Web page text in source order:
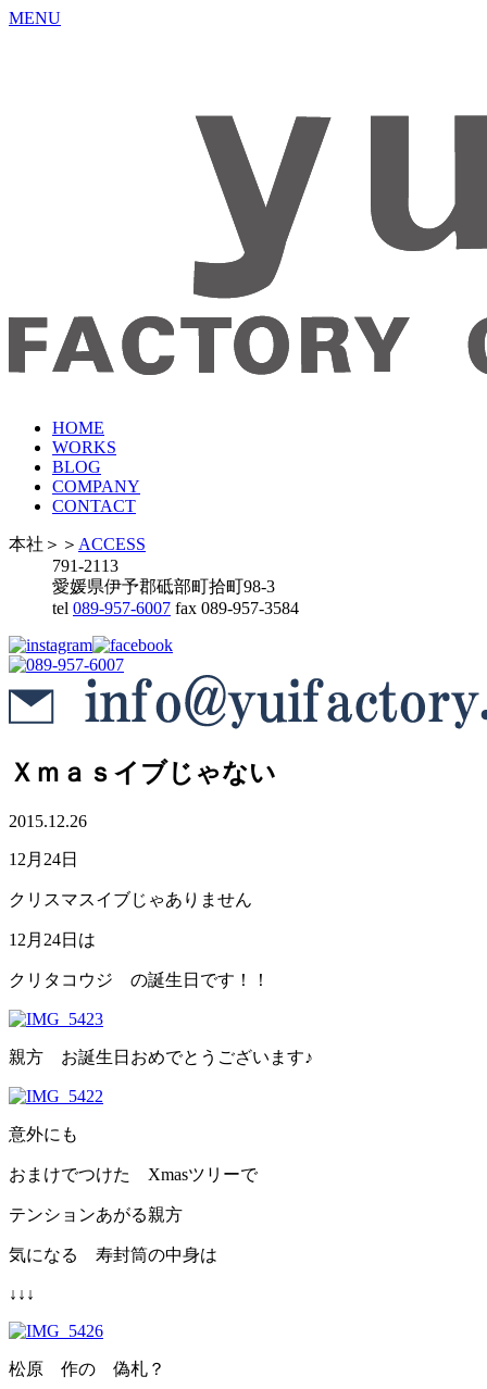
MENU
HOME
WORKS
BLOG
COMPANY
CONTACT
本社 ＞＞ ACCESS
791-2113
愛媛県伊予郡砥部町拾町98-3
tel 089-957-6007 fax 089-957-3584
Ｘｍａｓイブじゃない
2015.12.26
12月24日
クリスマスイブじゃありません
12月24日は
クリタコウジ の誕生日です！！
親方 お誕生日おめでとうございます♪
意外にも
おまけでつけた Xmasツリーで
テンションあがる親方
気になる 寿封筒の中身は
↓↓↓
松原 作の 偽札？